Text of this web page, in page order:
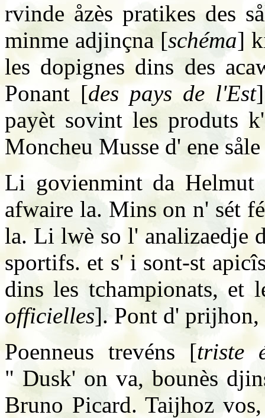
rvinde åzès pratikes des
minme adjinçna [schéma]
les dopignes dins des
Ponant [des pays de l'Est
payèt sovint les produts
Moncheu Musse d' ene
Li govienmint da
afwaire la. Mins on n' sét
la. Li lwè so l' analizaedje
sportifs. et s' i sont-st
dins les tchampionats, et
officielles]. Pont d' prijhon,
Poenneus trevéns [triste
" Dusk' on va, bounès
Bruno Picard. Taijhoz